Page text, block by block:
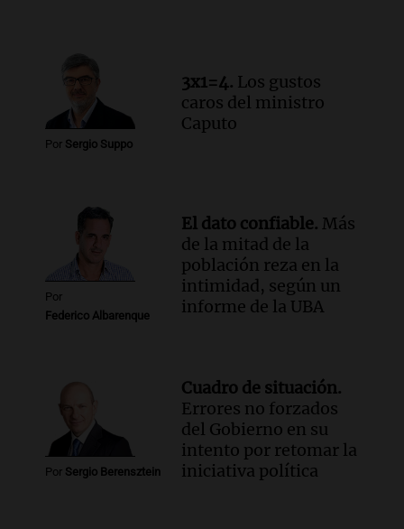
Por Sergio Suppo
3x1=4. Los gustos
caros del ministro
Caputo
Por
Federico Albarenque
El dato confiable. Más
de la mitad de la
población reza en la
intimidad, según un
informe de la UBA
Por Sergio Berensztein
Cuadro de situación.
Errores no forzados
del Gobierno en su
intento por retomar la
iniciativa política